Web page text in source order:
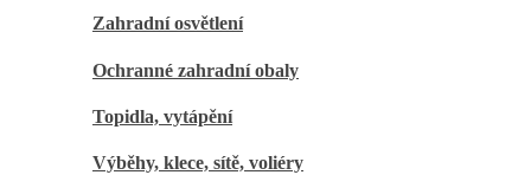
Zahradní osvětlení
Ochranné zahradní obaly
Topidla, vytápění
Výběhy, klece, sítě, voliéry